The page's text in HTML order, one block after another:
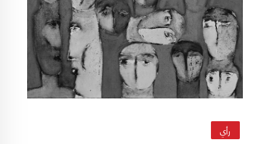
رأي